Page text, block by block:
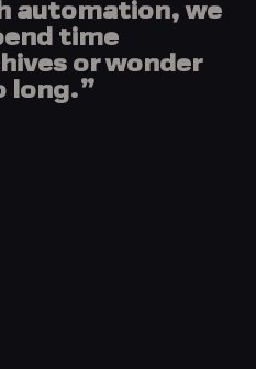
automation, we
time
or wonder
long.”